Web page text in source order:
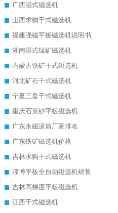
广西湿式磁选机
山西求购干式磁选机
福建强磁平板磁选机说明书
湖南湿式锰矿磁选机
内蒙古铁矿干式磁选机
河北矿石干式磁选机
宁夏三盘干式磁选机
重庆石英砂平板磁选机
广东永磁滚筒厂家排名
广东铁矿磁选机价格
吉林求购干式磁选机
淄博平板全自动磁选机销售
吉林高梯度平板磁选机
江西干式磁选机